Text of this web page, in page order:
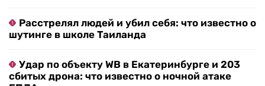
Расстрелял людей и убил себя: что известно о
шутинге в школе Таиланда
Удар по объекту WB в Екатеринбурге и 203
сбитых дрона: что известно о ночной атаке